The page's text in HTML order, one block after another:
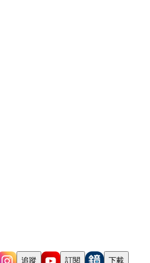
追蹤 訂閱 下載